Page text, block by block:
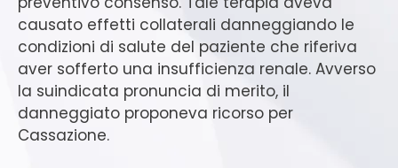
causato effetti collaterali danneggiando le
condizioni di salute del paziente che riferiva
aver sofferto una insufficienza renale. Avverso
la suindicata pronuncia di merito, il
danneggiato proponeva ricorso per
Cassazione.